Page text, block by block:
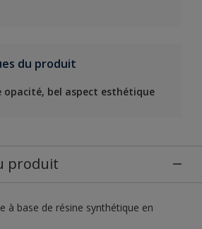
du produit
opacité, bel aspect esthétique
produit
à base de résine synthétique en